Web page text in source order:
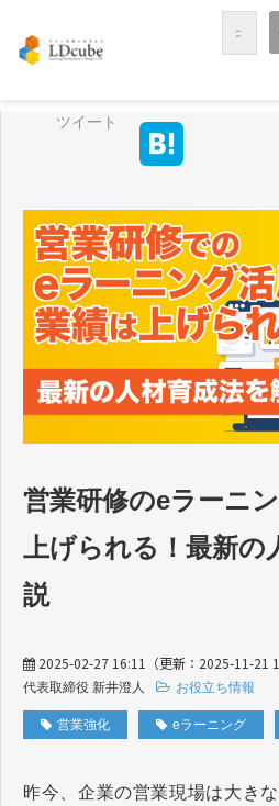
LDcubeが選ばれ
事例紹介
セミナー・
お役立ち
資料ダウン
パートナー
ツイート
営業研修のeラーニ
上げられる！最新の
説
2025-02-27 16:11 （更新： 2025-11-21
代表取締役 新井澄人
お役立ち情報
営業強化 eラーニング
昨今、企業の営業現場は大き